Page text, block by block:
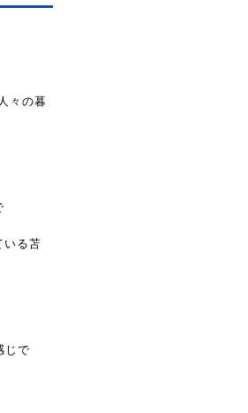
々の暮
いる苫
じで